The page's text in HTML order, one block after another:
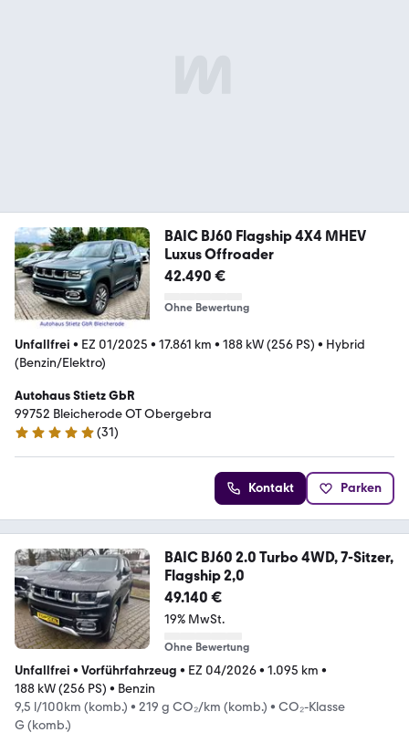
BAIC BJ60 Flagship 4X4 MHEV
Luxus Offroader
42.490 €
Ohne Bewertung
Unfallfrei • EZ 01/2025 • 17.861 km • 188 kW (256 PS) • Hybrid
(Benzin/Elektro)
Autohaus Stietz GbR
99752 Bleicherode OT Obergebra
5 Sterne
(31)
Kontakt Parken
BAIC BJ60 2.0 Turbo 4WD, 7-Sitzer,
Flagship 2,0
49.140 €
19% MwSt.
Ohne Bewertung
Unfallfrei • Vorführfahrzeug • EZ 04/2026• 1.095 km •
188 kW (256 PS) • Benzin
9,5 l/100km (komb.) • 219 g CO₂/km (komb.) • CO₂-Klasse
G (komb.)